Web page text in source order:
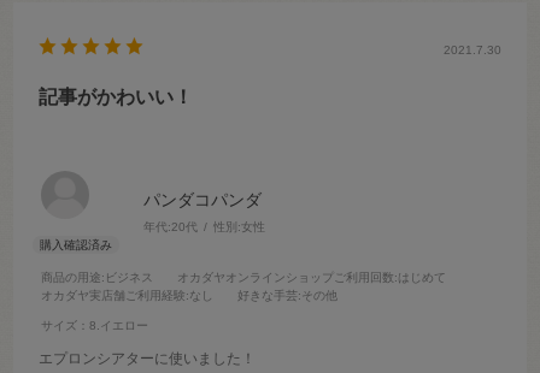
パンダコパンダ
年代:20代 性別:女性
商品の用途:ビジネス オカダヤオンラインショップご利用回数:はじめて
オカダヤ実店舗ご利用経験:なし 好きな手芸:その他
サイズ：8.イエロー
2021.7.30
記事がかわいい！
エプロンシアターに使いました！